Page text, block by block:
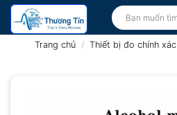
Bỏ
qua
Tìm
kiếm:
Trang chủ / Thiết bị đo chính xác